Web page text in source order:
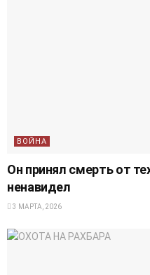
ВОЙНА
Он принял смерть от
ненавидел
3 МАРТА, 2026